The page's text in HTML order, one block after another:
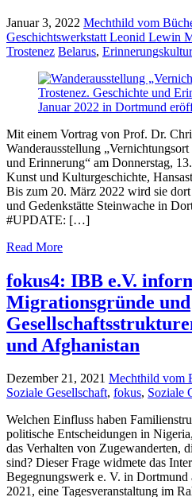
Januar 3, 2022 Mechthild vom
Geschichtswerkstatt Leonid Lewin
Trostenez Belarus, Erinnerungskultur
Mit einem Vortrag von Prof. Dr.
Wanderausstellung
und Erinnerung“ am Donnerstag,
Kunst und Kulturgeschichte,
Bis zum 20. März 2022 wird sie
und Gedenkstätte Steinwache in
#UPDATE: […]
Read More
fokus4: IBB e.V.
Migrationsgründe und
und Afghanistan
Dezember 21, 2021 Mechthild vom
Soziale Gesellschaft, fokus, Soziale
Welchen Einfluss haben
politische Entscheidungen in
das Verhalten von Zugewanderten,
sind? Dieser Frage widmete das
Begegnungswerk e. V. in
2021, eine Tagesveranstaltung im